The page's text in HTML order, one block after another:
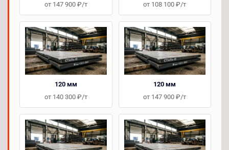
от 147 900 ₽/т
от 108 100 ₽/т
120 мм
от 140 300 ₽/т
120 мм
от 147 900 ₽/т